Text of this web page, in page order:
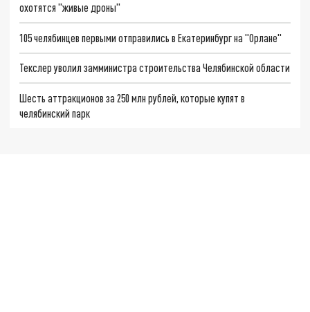
охотятся "живые дроны"
105 челябинцев первыми отправились в Екатеринбург на "Орлане"
Текслер уволил замминистра строительства Челябинской области
Шесть аттракционов за 250 млн рублей, которые купят в
челябинский парк